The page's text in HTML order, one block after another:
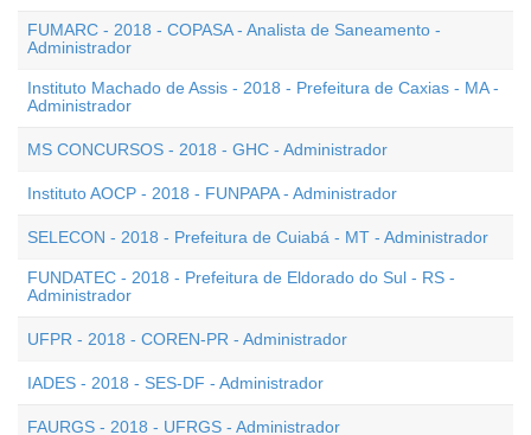
FUMARC - 2018 - COPASA - Analista de Saneamento -
Administrador
Instituto Machado de Assis - 2018 - Prefeitura de Caxias - MA -
Administrador
MS CONCURSOS - 2018 - GHC - Administrador
Instituto AOCP - 2018 - FUNPAPA - Administrador
SELECON - 2018 - Prefeitura de Cuiabá - MT - Administrador
FUNDATEC - 2018 - Prefeitura de Eldorado do Sul - RS -
Administrador
UFPR - 2018 - COREN-PR - Administrador
IADES - 2018 - SES-DF - Administrador
FAURGS - 2018 - UFRGS - Administrador